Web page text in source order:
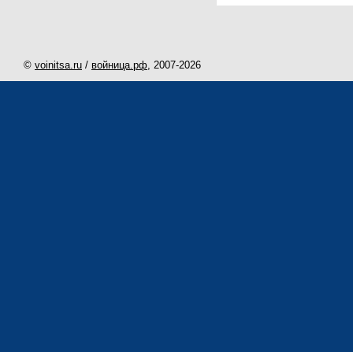
© voinitsa.ru / войница.рф, 2007-2026